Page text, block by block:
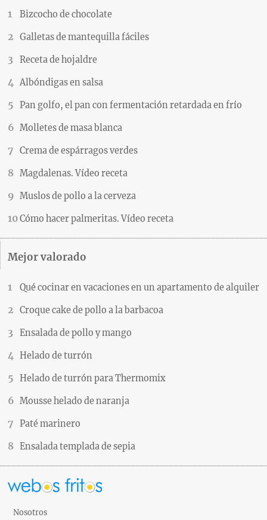
Bizcocho de chocolate
Galletas de mantequilla fáciles
Receta de hojaldre
Albóndigas en salsa
Pan golfo, el pan con fermentación retardada en frío
Molletes de masa blanca
Crema de espárragos verdes
Magdalenas. Vídeo receta
Muslos de pollo a la cerveza
Cómo hacer palmeritas. Vídeo receta
Mejor valorado
Qué cocinar en vacaciones en un apartamento de alquiler
Croque cake de pollo a la barbacoa
Ensalada de pollo y mango
Helado de turrón
Helado de turrón para Thermomix
Mousse helado de naranja
Paté marinero
Ensalada templada de sepia
Nosotros